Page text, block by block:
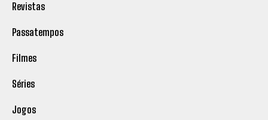
Revistas
Passatempos
Filmes
Séries
Jogos